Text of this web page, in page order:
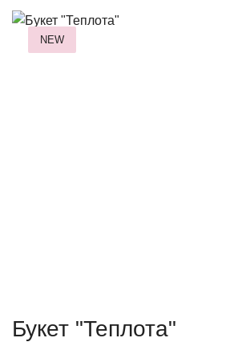
NEW
Букет "Теплота"